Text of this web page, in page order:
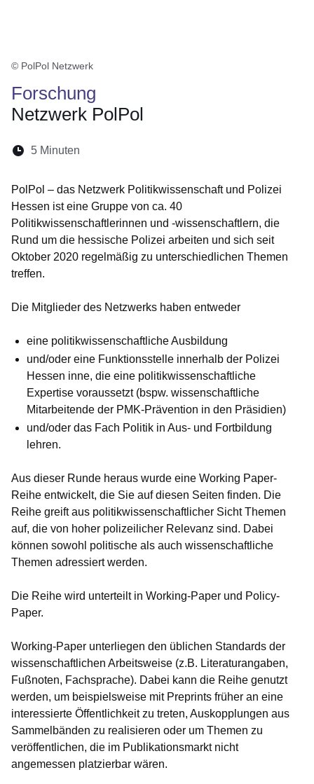
© PolPol Netzwerk
Forschung
Netzwerk PolPol
Lesedauer:
5 Minuten
PolPol – das Netzwerk Politikwissenschaft und Polizei
Hessen ist eine Gruppe von ca. 40
Politikwissenschaftlerinnen und -wissenschaftlern, die
Rund um die hessische Polizei arbeiten und sich seit
Oktober 2020 regelmäßig zu unterschiedlichen Themen
treffen.
Die Mitglieder des Netzwerks haben entweder
eine politikwissenschaftliche Ausbildung
und/oder eine Funktionsstelle innerhalb der Polizei
Hessen inne, die eine politikwissenschaftliche
Expertise voraussetzt (bspw. wissenschaftliche
Mitarbeitende der PMK-Prävention in den Präsidien)
und/oder das Fach Politik in Aus- und Fortbildung
lehren.
Aus dieser Runde heraus wurde eine Working Paper-
Reihe entwickelt, die Sie auf diesen Seiten finden. Die
Reihe greift aus politikwissenschaftlicher Sicht Themen
auf, die von hoher polizeilicher Relevanz sind. Dabei
können sowohl politische als auch wissenschaftliche
Themen adressiert werden.
Die Reihe wird unterteilt in Working-Paper und Policy-
Paper.
Working-Paper unterliegen den üblichen Standards der
wissenschaftlichen Arbeitsweise (z.B. Literaturangaben,
Fußnoten, Fachsprache). Dabei kann die Reihe genutzt
werden, um beispielsweise mit Preprints früher an eine
interessierte Öffentlichkeit zu treten, Auskopplungen aus
Sammelbänden zu realisieren oder um Themen zu
veröffentlichen, die im Publikationsmarkt nicht
angemessen platzierbar wären.